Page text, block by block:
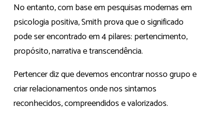
No entanto, com base em pesquisas modernas em
psicologia positiva, Smith prova que o significado
pode ser encontrado em 4 pilares: pertencimento,
propósito, narrativa e transcendência.
Pertencer diz que devemos encontrar nosso grupo e
criar relacionamentos onde nos sintamos
reconhecidos, compreendidos e valorizados.